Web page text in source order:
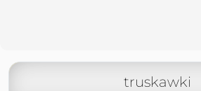
truskawki